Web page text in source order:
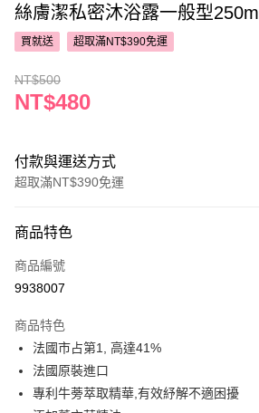
絲膚潔私密沐浴露一般型250ml
買就送 超取滿NT$390免運
NT$500
NT$480
付款與運送方式
超取滿NT$390免運
POYA支付
信用卡一次付款
LINE Pay
Apple Pay
商品特色
商品編號
9938007
商品特色
法國市占第1, 高達41%
法國原裝進口
專利牛蒡萃取精華,有效紓解不適困擾